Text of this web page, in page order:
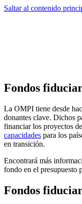
Saltar al contenido
Fondos
La OMPI tiene desde
donantes clave. Dichos
financiar los proyectos de
capacidades para los
en transición.
Encontrará más
fondo en el presupuesto
Fondos